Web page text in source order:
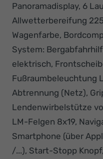
Panoramadisplay, 6
Allwetterbereifung
Wagenfarbe,
System:
elektrisch,
Fußraumbeleuchtung
Abtrennung (Netz),
Lendenwirbelstütze
LM-Felgen 8x19,
Smartphone (über
/...), Start-Stopp